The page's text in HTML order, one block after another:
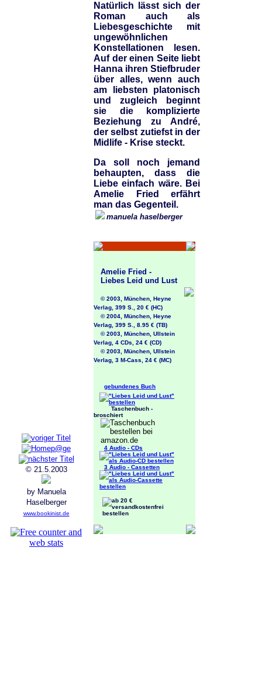
Natürlich lässt sich der
Roman auch als
Liebesgeschichte mit
ungewöhnlichen
Konstellationen lesen.
Auf der einen Seite liebt
Hanna ihren Stiefbruder
über alles, wenn auch
am liebsten platonisch
und zugleich beginnt
sie die komplizierte
Beziehung zu André,
der selbst zutiefst in der
Midlife - Krise steckt.
Da soll noch jemand
behaupten, dass die
Liebe einfach wäre. Bei
Amelie Fried erfährt
man das Gegenteil.
manuela haselberger
Amelie Fried -
Liebes Leid und Lust
© 2003, München, Heyne
Verlag, 399 S., 20 € (HC)
© 2004, München, Heyne
Verlag, 399 S., 8.95 € (TB)
© 2003, München, Ullstein
Verlag, 4 CDs, 24 € (CD)
© 2003, München, Ullstein
Verlag, 3 M-Cass, 24 € (MC)
gebundenes Buch
Taschenbuch -
broschiert
4 Audio - CDs
3 Audio - Cassetten
© 21.5.2003
by Manuela
Haselberger
www.bookinist.de